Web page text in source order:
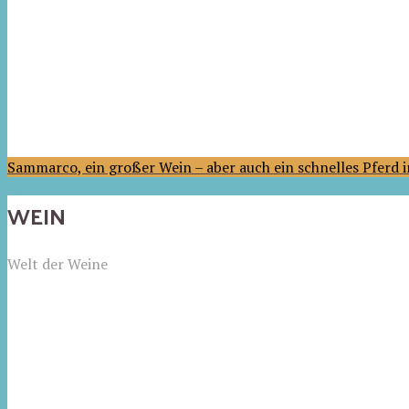
Sammarco, ein großer Wein – aber auch ein schnelles Pferd
WEIN
Welt der Weine